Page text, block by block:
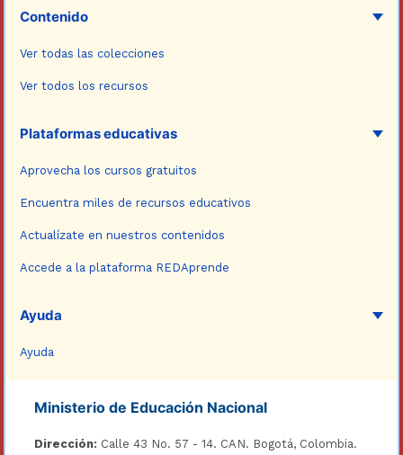
Contenido
Ver todas las colecciones
Ver todos los recursos
Plataformas educativas
Aprovecha los cursos gratuitos
Encuentra miles de recursos educativos
Actualízate en nuestros contenidos
Accede a la plataforma REDAprende
Ayuda
Ayuda
Ministerio de Educación Nacional
Dirección: Calle 43 No. 57 - 14. CAN. Bogotá, Colombia.